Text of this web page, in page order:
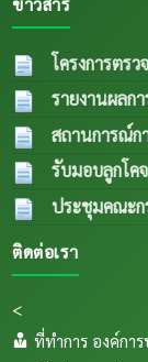
โครงการตร
ความผิดปกติ
ปีงบประมาณ
รายงานผลก
สัตว์ประจำเ
สถานการณ์ก
เล็ก PM 2.5
2569
รับมอบลูกโค
รายใหม่ (กร
เกษตรกรรา
สัตว์แก่เกษตร
ประชุมคณะก
ติดต่อเรา
<
ที่ทำการ องค์กา